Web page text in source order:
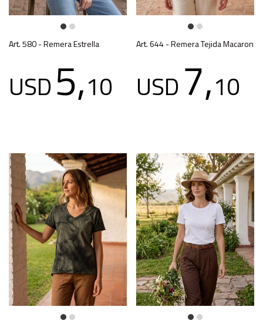
Art. 580 - Remera Estrella
USD5,10
Art. 644 - Remera Tejida Macaron
USD7,10